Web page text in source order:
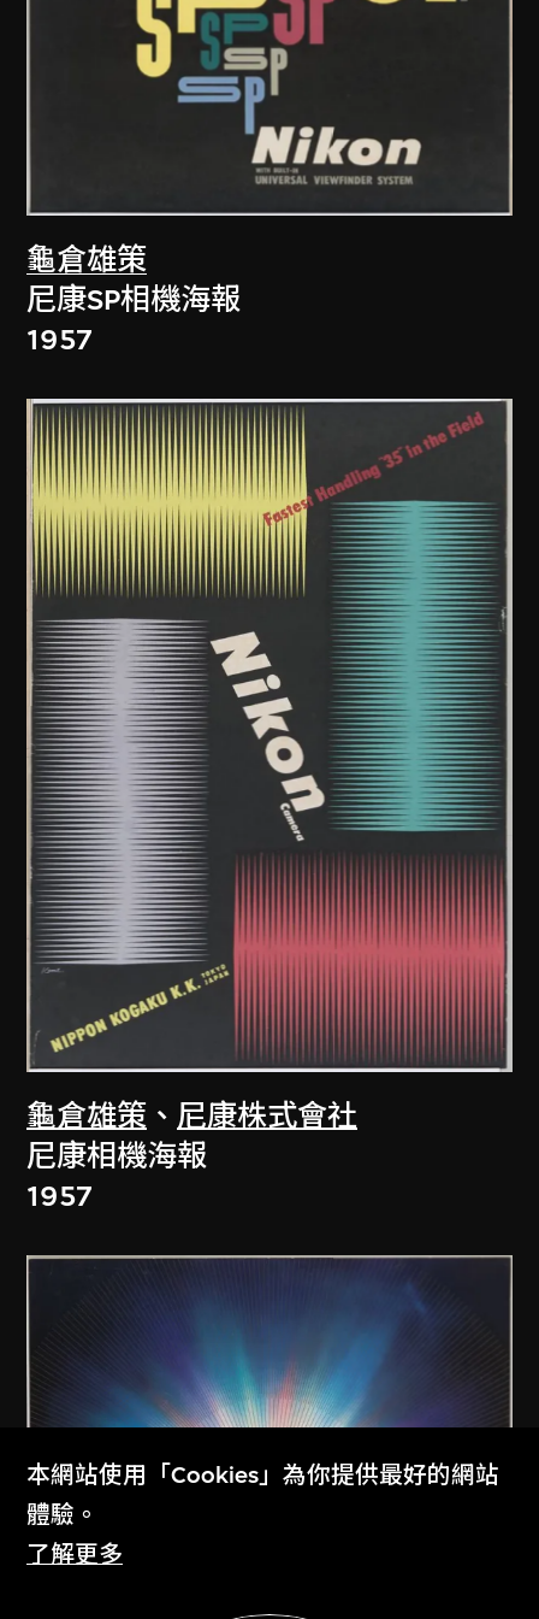
龜倉雄策
尼康SP相機海報
1957
龜倉雄策 、 尼康株式會社
尼康相機海報
1957
本網站使用「Cookies」為你提供最好的網站
體驗。
了解更多